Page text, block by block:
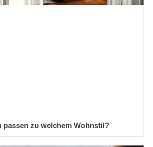
passen zu welchem Wohnstil?